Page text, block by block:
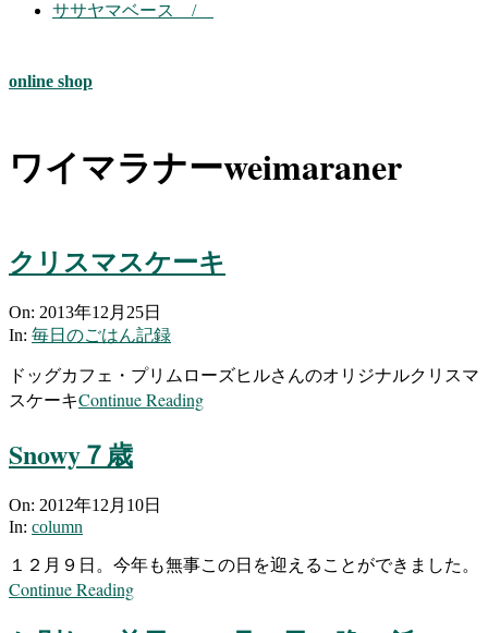
ササヤマベース /
online shop
ワイマラナーweimaraner
クリスマスケーキ
2013-
12-
On: 2013年12月25日
In: 毎日のごはん記録
ドッグカフェ・プリムローズヒルさんのオリジナルクリスマ
スケーキContinue Reading
Snowy７歳
2012-
12-
On: 2012年12月10日
In: column
１２月９日。今年も無事この日を迎えることができました。
Continue Reading